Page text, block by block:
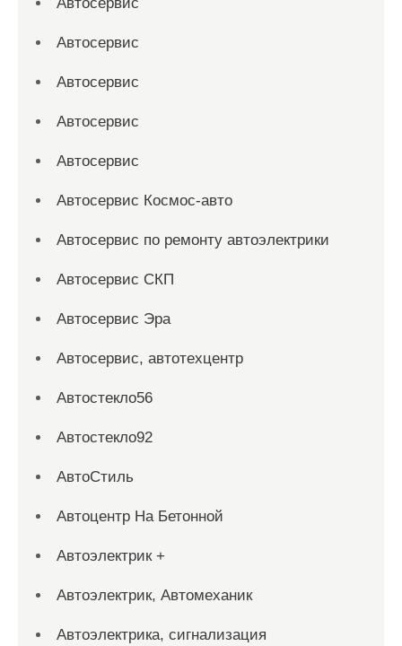
Автосервис
Автосервис
Автосервис
Автосервис
Автосервис Космос-авто
Автосервис по ремонту автоэлектрики
Автосервис СКП
Автосервис Эра
Автосервис, автотехцентр
Автостекло56
Автостекло92
АвтоСтиль
Автоцентр На Бетонной
Автоэлектрик +
Автоэлектрик, Автомеханик
Автоэлектрика, сигнализация